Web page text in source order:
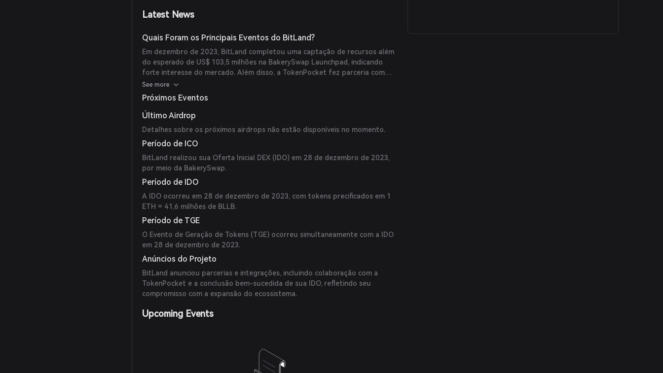
Latest News
Quais Foram os Principais Eventos do BitLand?
Em dezembro de 2023, BitLand completou uma captação de recursos além
do esperado de US$ 103,5 milhões na BakerySwap Launchpad, indicando
forte interesse do mercado. Além disso, a TokenPocket fez parceria com
BitLand para oferecer vagas beta na whitelist, aumentando o engajamento
da comunidade.
See more
Próximos Eventos
Último Airdrop
Detalhes sobre os próximos airdrops não estão disponíveis no momento.
Período de ICO
BitLand realizou sua Oferta Inicial DEX (IDO) em 28 de dezembro de 2023,
por meio da BakerySwap.
Período de IDO
A IDO ocorreu em 28 de dezembro de 2023, com tokens precificados em 1
ETH = 41,6 milhões de BLLB.
Período de TGE
O Evento de Geração de Tokens (TGE) ocorreu simultaneamente com a IDO
em 28 de dezembro de 2023.
Anúncios do Projeto
BitLand anunciou parcerias e integrações, incluindo colaboração com a
TokenPocket e a conclusão bem-sucedida de sua IDO, refletindo seu
compromisso com a expansão do ecossistema.
Upcoming Events